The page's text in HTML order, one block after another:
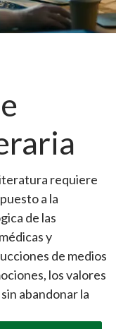
requiere
a la
de las
y
de medios
los valores
abandonar la